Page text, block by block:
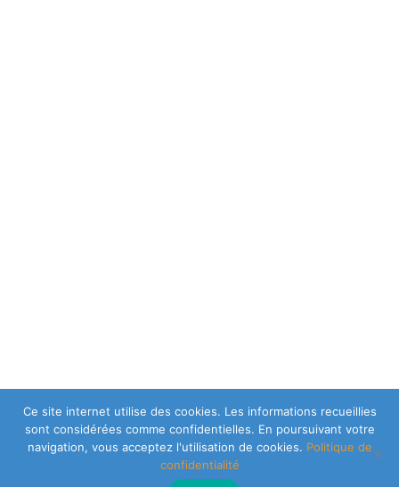
Ce site internet utilise des cookies. Les informations recueillies
sont considérées comme confidentielles. En poursuivant votre
navigation, vous acceptez l'utilisation de cookies. Politique de
confidentialité